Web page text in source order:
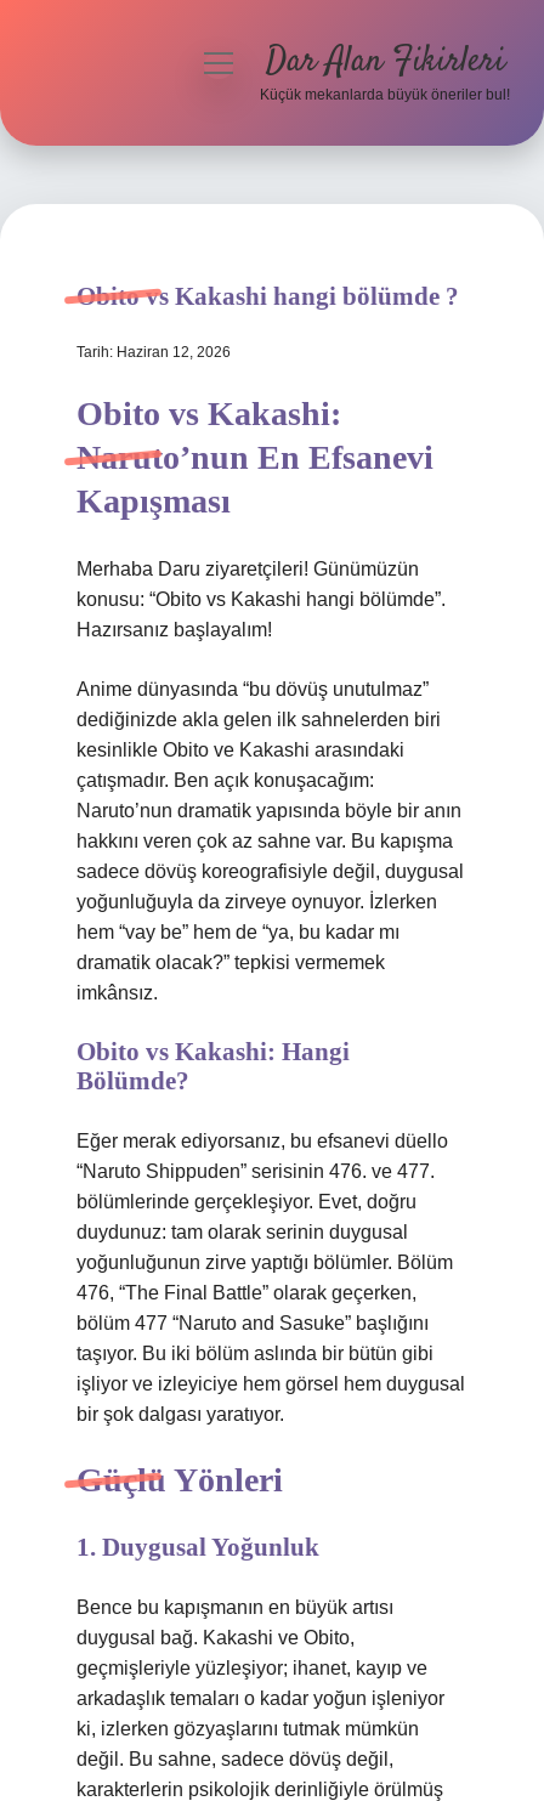
Hakkımızda
menüyüDar Alan Fikirleri
Küçük mekanlarda büyük öneriler bul!
Obito vs Kakashi hangi bölümde ?
Tarih: Haziran 12, 2026
Obito vs Kakashi:
Naruto’nun En Efsanevi
Kapışması
Merhaba Daru ziyaretçileri! Günümüzün
konusu: “Obito vs Kakashi hangi bölümde”.
Hazırsanız başlayalım!
Anime dünyasında “bu dövüş unutulmaz”
dediğinizde akla gelen ilk sahnelerden biri
kesinlikle Obito ve Kakashi arasındaki
çatışmadır. Ben açık konuşacağım:
Naruto’nun dramatik yapısında böyle bir anın
hakkını veren çok az sahne var. Bu kapışma
sadece dövüş koreografisiyle değil, duygusal
yoğunluğuyla da zirveye oynuyor. İzlerken
hem “vay be” hem de “ya, bu kadar mı
dramatik olacak?” tepkisi vermemek
imkânsız.
Obito vs Kakashi: Hangi
Bölümde?
Eğer merak ediyorsanız, bu efsanevi düello
“Naruto Shippuden” serisinin 476. ve 477.
bölümlerinde gerçekleşiyor. Evet, doğru
duydunuz: tam olarak serinin duygusal
yoğunluğunun zirve yaptığı bölümler. Bölüm
476, “The Final Battle” olarak geçerken,
bölüm 477 “Naruto and Sasuke” başlığını
taşıyor. Bu iki bölüm aslında bir bütün gibi
işliyor ve izleyiciye hem görsel hem duygusal
bir şok dalgası yaratıyor.
Güçlü Yönleri
1. Duygusal Yoğunluk
Bence bu kapışmanın en büyük artısı
duygusal bağ. Kakashi ve Obito,
geçmişleriyle yüzleşiyor; ihanet, kayıp ve
arkadaşlık temaları o kadar yoğun işleniyor
ki, izlerken gözyaşlarını tutmak mümkün
değil. Bu sahne, sadece dövüş değil,
karakterlerin psikolojik derinliğiyle örülmüş